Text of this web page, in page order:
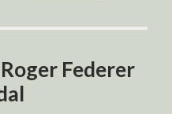
Federer